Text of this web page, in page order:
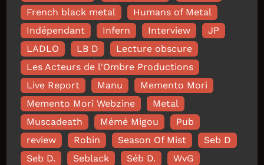
French black metal
Humans of Metal
Indépendant
Infern Interview
JP
LADLO
LB D
Lecture obscure
Les Acteurs de l'Ombre Productions
Live Report
Manu
Memento Mori
Memento Mori Webzine
Metal
Muscadeath
Mémé Migou
Pub
review
Robin Season Of Mist
Seb D
Seb D.
Seblack Séb D. WvG